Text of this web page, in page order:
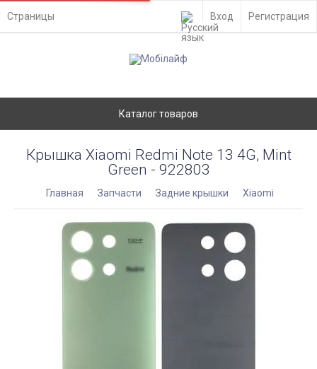
Страницы Вход Регистрация
Каталог товаров
Крышка Xiaomi Redmi Note 13 4G, Mint
Green - 922803
Главная Запчасти Задние крышки Xiaomi